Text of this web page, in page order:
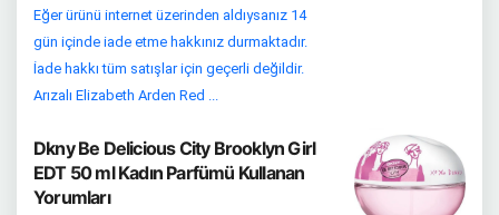
Eğer ürünü internet üzerinden aldıysanız 14
gün içinde iade etme hakkınız durmaktadır.
İade hakkı tüm satışlar için geçerli değildir.
Arızalı Elizabeth Arden Red ...
Dkny Be Delicious City Brooklyn Girl
EDT 50 ml Kadın Parfümü Kullanan
Yorumları